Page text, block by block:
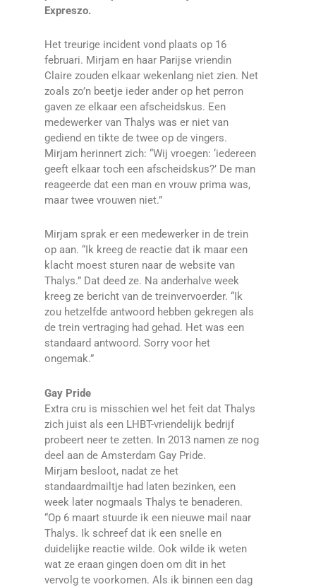
Expreszo.
Het treurige incident vond plaats op 16
februari. Mirjam en haar Parijse vriendin
Claire zouden elkaar wekenlang niet zien. Net
zoals zo’n beetje ieder ander op het perron
gaven ze elkaar een afscheidskus. Een
medewerker van Thalys was er niet van
gediend en tikte de twee op de vingers.
Mirjam herinnert zich: “Wij vroegen: ‘iedereen
geeft elkaar toch een afscheidskus?’ De man
reageerde dat een man en vrouw prima was,
maar twee vrouwen niet.”
Mirjam sprak er een medewerker in de trein
op aan. “Ik kreeg de reactie dat ik maar een
klacht moest sturen naar de website van
Thalys.” Dat deed ze. Na anderhalve week
kreeg ze bericht van de treinvervoerder. “Ik
zou hetzelfde antwoord hebben gekregen als
de trein vertraging had gehad. Het was een
standaard antwoord. Sorry voor het
ongemak.”
Gay Pride
Extra cru is misschien wel het feit dat Thalys
zich juist als een LHBT-vriendelijk bedrijf
probeert neer te zetten. In 2013 namen ze nog
deel aan de Amsterdam Gay Pride.
Mirjam besloot, nadat ze het
standaardmailtje had laten bezinken, een
week later nogmaals Thalys te benaderen.
“Op 6 maart stuurde ik een nieuwe mail naar
Thalys. Ik schreef dat ik een snelle en
duidelijke reactie wilde. Ook wilde ik weten
wat ze eraan gingen doen om dit in het
vervolg te voorkomen. Als ik binnen een dag